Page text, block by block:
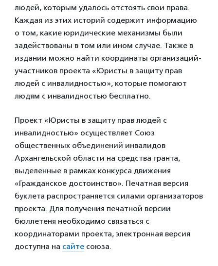
людей, которым удалось отстоять свои права.
Каждая из этих историй содержит информацию
о том, какие юридические механизмы были
задействованы в том или ином случае. Также в
издании можно найти координаты организаций-
участников проекта «Юристы в защиту прав
людей с инвалидностью», которые помогают
людям с инвалидностью бесплатно.
Проект «Юристы в защиту прав людей с
инвалидностью» осуществляет Союз
общественных объединений инвалидов
Архангельской области на средства гранта,
выделенные в рамках конкурса движения
«Гражданское достоинство». Печатная версия
буклета распространяется силами организаторов
проекта. Для получения печатной версии
бюллетеня необходимо связаться с
координаторами проекта, электронная версия
доступна на сайте союза.